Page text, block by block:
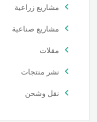
مشاريع زراعية
مشاريع صناعية
مقلات
نشر منتجات
نقل وشحن